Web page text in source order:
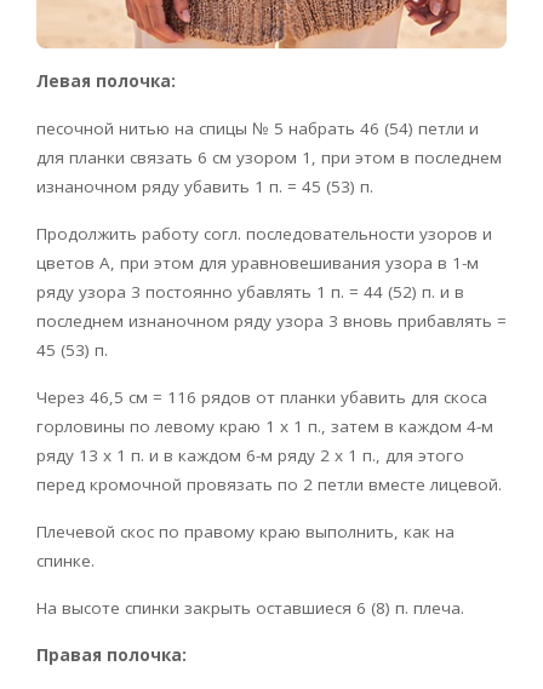
Левая полочка:
песочной нитью на спицы № 5 набрать 46 (54) петли и
для планки связать 6 см узором 1, при этом в последнем
изнаночном ряду убавить 1 п. = 45 (53) п.
Продолжить работу согл. последовательности узоров и
цветов А, при этом для уравновешивания узора в 1-м
ряду узора 3 постоянно убавлять 1 п. = 44 (52) п. и в
последнем изнаночном ряду узора 3 вновь прибавлять =
45 (53) п.
Через 46,5 см = 116 рядов от планки убавить для скоса
горловины по левому краю 1 х 1 п., затем в каждом 4-м
ряду 13 х 1 п. и в каждом 6-м ряду 2 x 1 п., для этого
перед кромочной провязать по 2 петли вместе лицевой.
Плечевой скос по правому краю выполнить, как на
спинке.
На высоте спинки закрыть оставшиеся 6 (8) п. плеча.
Правая полочка: